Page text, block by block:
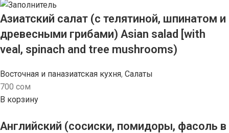
Азиатский салат (с телятиной, шпинатом и
древесными грибами) Asian salad [with
veal, spinach and tree mushrooms)
Восточная и паназиатская кухня, Салаты
700 сом
В корзину
Английский (сосиски, помидоры, фасоль в